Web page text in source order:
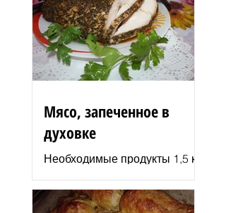
растительного масла 1 ст. л.
сахара...
Мясо, запеченное в
духовке
Необходимые продукты 1,5 кг
паприка смесь сухих
итальянских трав черный